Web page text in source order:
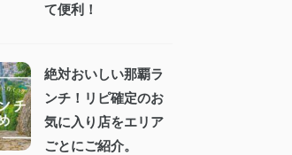
て便利！
絶対おいしい那覇ラ
ンチ！リピ確定のお
気に入り店をエリア
ごとにご紹介。